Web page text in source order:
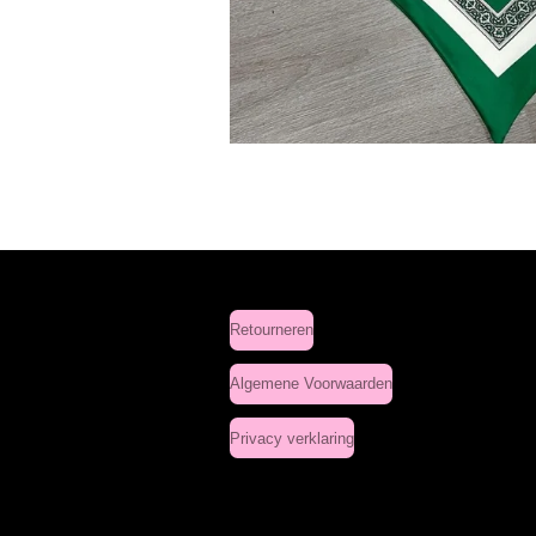
Retourneren
Algemene Voorwaarden
Privacy verklaring